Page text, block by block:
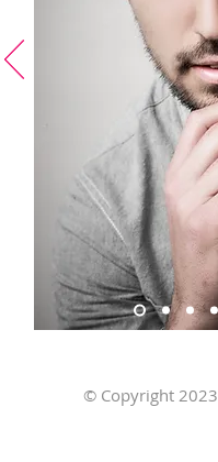
© Copyright 2023